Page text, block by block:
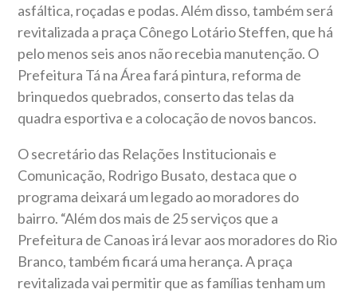
asfáltica, roçadas e podas. Além disso, também será
revitalizada a praça Cônego Lotário Steffen, que há
pelo menos seis anos não recebia manutenção. O
Prefeitura Tá na Área fará pintura, reforma de
brinquedos quebrados, conserto das telas da
quadra esportiva e a colocação de novos bancos.
O secretário das Relações Institucionais e
Comunicação, Rodrigo Busato, destaca que o
programa deixará um legado ao moradores do
bairro. “Além dos mais de 25 serviços que a
Prefeitura de Canoas irá levar aos moradores do Rio
Branco, também ficará uma herança. A praça
revitalizada vai permitir que as famílias tenham um